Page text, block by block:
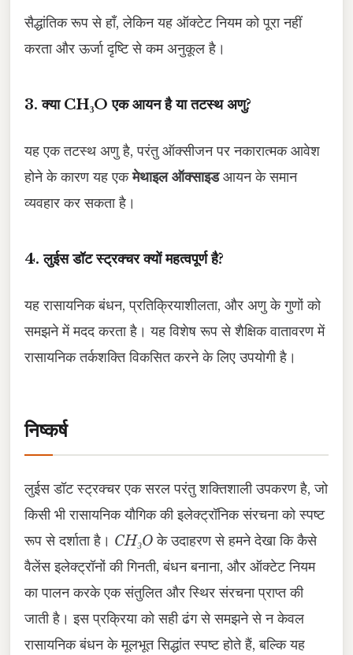
सैद्धांतिक रूप से हाँ, लेकिन यह ऑक्टेट नियम को पूरा नहीं
करता और ऊर्जा दृष्टि से कम अनुकूल है।
3. क्या CH₃O एक आयन है या तटस्थ अणु?
यह एक तटस्थ अणु है, परंतु ऑक्सीजन पर नकारात्मक आवेश
होने के कारण यह एकमेथाइल ऑक्साइडआयन के समान
व्यवहार कर सकता है।
4. लुईस डॉट स्ट्रक्चर क्यों महत्वपूर्ण है?
यह रासायनिक बंधन, प्रतिक्रियाशीलता, और अणु के गुणों को
समझने में मदद करता है। यह विशेष रूप से शैक्षिक वातावरण में
रासायनिक तर्कशक्ति विकसित करने के लिए उपयोगी है।
निष्कर्ष
लुईस डॉट स्ट्रक्चर एक सरल परंतु शक्तिशाली उपकरण है, जो
किसी भी रासायनिक यौगिक की इलेक्ट्रॉनिक संरचना को स्पष्ट
रूप से दर्शाता है। CH₃Oके उदाहरण से हमने देखा कि कैसे
वैलेंस इलेक्ट्रॉनों की गिनती, बंधन बनाना, और ऑक्टेट नियम
का पालन करके एक संतुलित और स्थिर संरचना प्राप्त की
जाती है। इस प्रक्रिया को सही ढंग से समझने से न केवल
रासायनिक बंधन के मूलभूत सिद्धांत स्पष्ट होते हैं, बल्कि यह